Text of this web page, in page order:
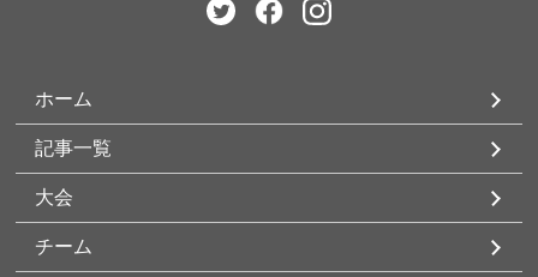
ホーム
記事一覧
大会
チーム